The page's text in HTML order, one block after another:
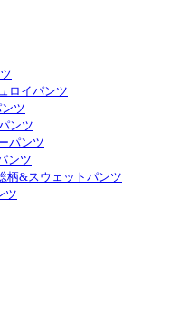
ロイパンツ
ツ
ンツ
パンツ
ンツ
柄&スウェットパンツ
ツ